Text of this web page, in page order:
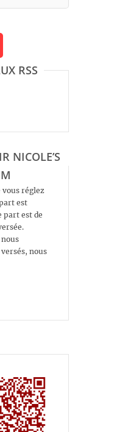
RSS
NICOLE’S
réglez
est
part est de
nous